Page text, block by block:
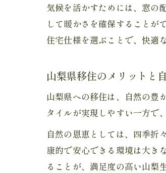
気候を活かすためには、窓の
して暖かさを確保することが
住宅仕様を選ぶことで、快適
山梨県移住のメリットと
山梨県への移住は、自然の豊
タイルが実現しやすい一方で
自然の恩恵としては、四季折
康的で安心できる環境は大き
ることが、満足度の高い山梨